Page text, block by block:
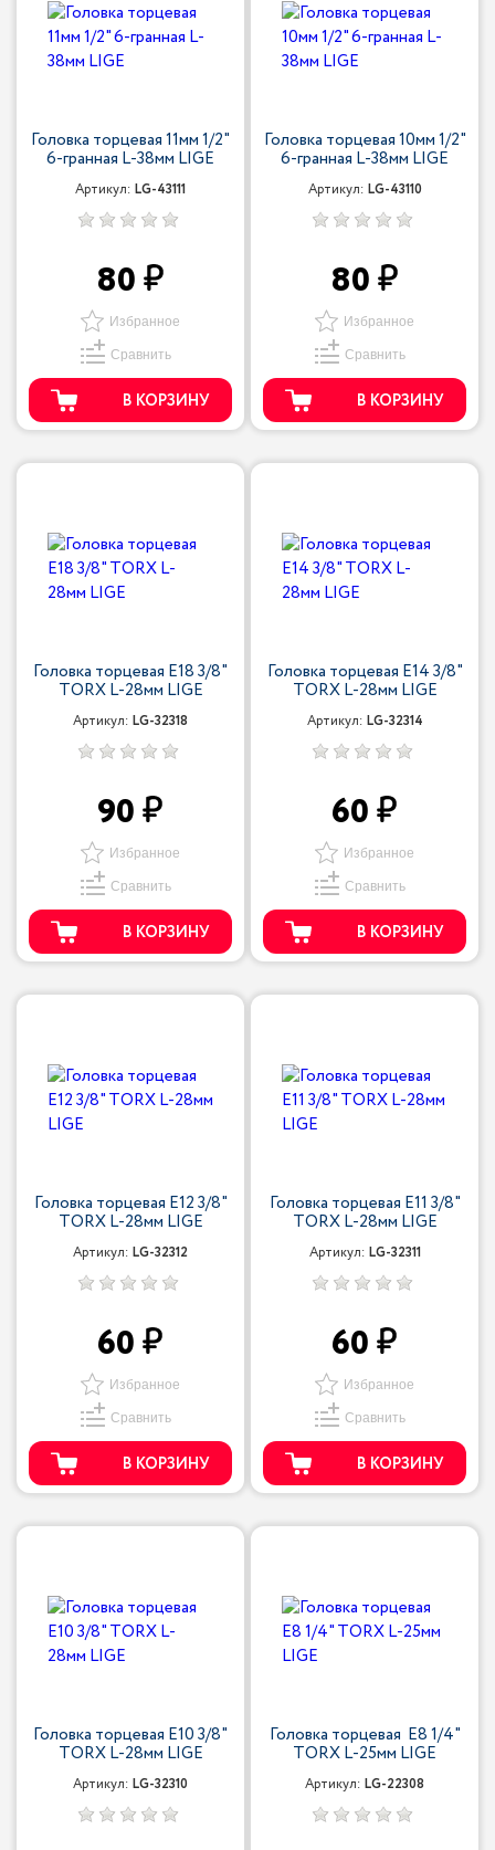
Головка торцевая 11мм 1/2"
6-гранная L-38мм LIGE
Артикул: LG-43111
80
Избранное
Сравнить
В КОРЗИНУ
Головка торцевая 10мм 1/2"
6-гранная L-38мм LIGE
Артикул: LG-43110
80
Избранное
Сравнить
В КОРЗИНУ
Головка торцевая Е18 3/8"
TORX L-28мм LIGE
Артикул: LG-32318
90
Избранное
Сравнить
В КОРЗИНУ
Головка торцевая Е14 3/8"
TORX L-28мм LIGE
Артикул: LG-32314
60
Избранное
Сравнить
В КОРЗИНУ
Головка торцевая Е12 3/8"
TORX L-28мм LIGE
Артикул: LG-32312
60
Избранное
Сравнить
В КОРЗИНУ
Головка торцевая Е11 3/8"
TORX L-28мм LIGE
Артикул: LG-32311
60
Избранное
Сравнить
В КОРЗИНУ
Головка торцевая Е10 3/8"
TORX L-28мм LIGE
Артикул: LG-32310
Головка торцевая Е8 1/4"
TORX L-25мм LIGE
Артикул: LG-22308